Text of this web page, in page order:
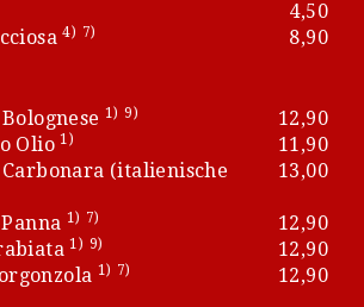
4,50
4) 7) 8,90
1) 9)
12,90
Olio 1)
11,90
(italienische
13,00
1) 7)
12,90
1) 9)
12,90
1) 7) 12,90